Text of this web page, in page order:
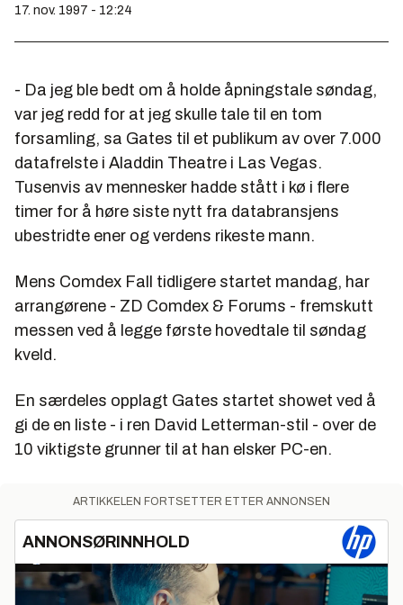
17. nov. 1997 - 12:24
- Da jeg ble bedt om å holde åpningstale søndag,
var jeg redd for at jeg skulle tale til en tom
forsamling, sa Gates til et publikum av over 7.000
datafrelste i Aladdin Theatre i Las Vegas.
Tusenvis av mennesker hadde stått i kø i flere
timer for å høre siste nytt fra databransjens
ubestridte ener og verdens rikeste mann.
Mens Comdex Fall tidligere startet mandag, har
arrangørene - ZD Comdex & Forums - fremskutt
messen ved å legge første hovedtale til søndag
kveld.
En særdeles opplagt Gates startet showet ved å
gi de en liste - i ren David Letterman-stil - over de
10 viktigste grunner til at han elsker PC-en.
ARTIKKELEN FORTSETTER ETTER ANNONSEN
ANNONSØRINNHOLD